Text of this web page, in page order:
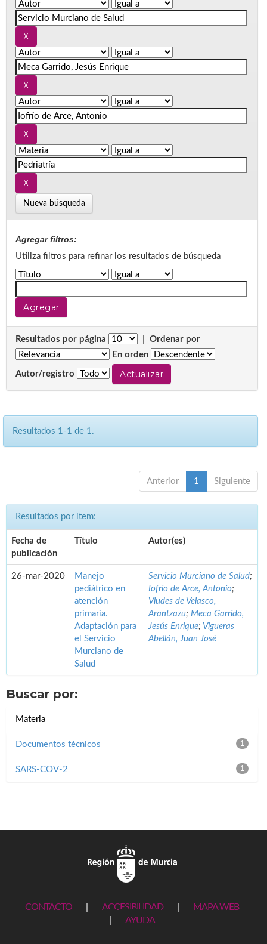
Nueva búsqueda
Agregar filtros:
Utiliza filtros para refinar los resultados de búsqueda
Resultados por página
Ordenar por
En orden
Autor/registro
Resultados 1-1 de 1.
Anterior 1 Siguiente
Resultados por ítem:
Fecha de
publicación
Título Autor(es)
26-mar-2020
Manejo
pediátrico en
atención
primaria.
Adaptación para
el Servicio
Murciano de
Salud
Servicio Murciano de Salud;
Iofrío de Arce, Antonio;
Viudes de Velasco,
Arantzazu; Meca Garrido,
Jesús Enrique; Vigueras
Abellán, Juan José
Buscar por:
Materia
1
Documentos técnicos
1
SARS-COV-2
CONTACTO ACCESIBILIDAD
MAPA WEB
AYUDA